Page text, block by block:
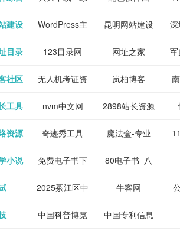
区 板生成
平台
色精品软件应
用分享平台
建设 WordPress主
题模板下载_
爱主题
昆明网站建设
目录 123目录网 网址之家
社区 无人机考证资
讯网
岚柏博客
工具 nvm中文网 2898站长资源
平台
资源 奇迹秀工具
箱-设计师必
备设计工具及
各类设计辅助
魔法盒-专业
的游戏动画特
效学习平台
小说 免费电子书下
载网,txt小说
免费下载,全集
80电子书_八
零电子书
_80txt_八零
2025綦江区中
考志愿填报系
牛客网
中国科普博览 中国专利信息